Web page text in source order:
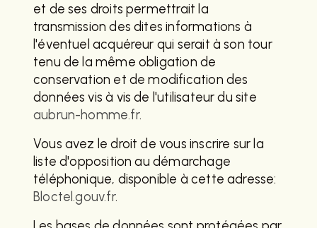
et de ses droits permettrait la
transmission des dites informations à
l'éventuel acquéreur qui serait à son tour
tenu de la même obligation de
conservation et de modification des
données vis à vis de l'utilisateur du site
aubrun-homme.fr.
Vous avez le droit de vous inscrire sur la
liste d'opposition au démarchage
téléphonique, disponible à cette adresse:
Bloctel.gouv.fr.